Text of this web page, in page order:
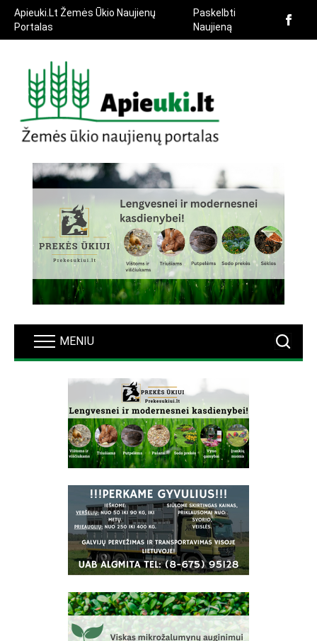
Apieuki.Lt Žemės Ūkio Naujienų
Portalas
Paskelbti
Naujieną
MENIU